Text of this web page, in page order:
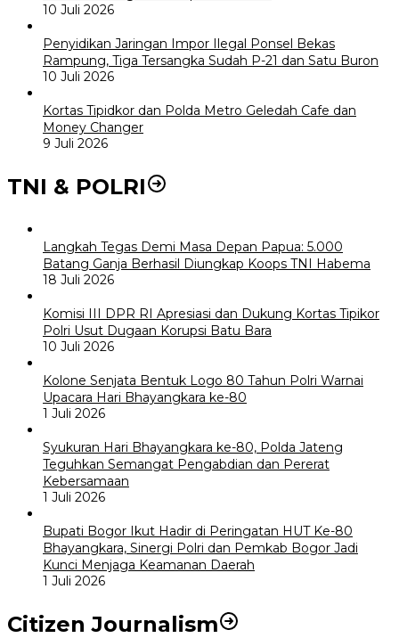
10 Juli 2026
Penyidikan Jaringan Impor Ilegal Ponsel Bekas
Rampung, Tiga Tersangka Sudah P-21 dan Satu Buron
10 Juli 2026
Kortas Tipidkor dan Polda Metro Geledah Cafe dan
Money Changer
9 Juli 2026
TNI & POLRI
Langkah Tegas Demi Masa Depan Papua: 5.000
Batang Ganja Berhasil Diungkap Koops TNI Habema
18 Juli 2026
Komisi III DPR RI Apresiasi dan Dukung Kortas Tipikor
Polri Usut Dugaan Korupsi Batu Bara
10 Juli 2026
Kolone Senjata Bentuk Logo 80 Tahun Polri Warnai
Upacara Hari Bhayangkara ke-80
1 Juli 2026
Syukuran Hari Bhayangkara ke-80, Polda Jateng
Teguhkan Semangat Pengabdian dan Pererat
Kebersamaan
1 Juli 2026
Bupati Bogor Ikut Hadir di Peringatan HUT Ke-80
Bhayangkara, Sinergi Polri dan Pemkab Bogor Jadi
Kunci Menjaga Keamanan Daerah
1 Juli 2026
Citizen Journalism